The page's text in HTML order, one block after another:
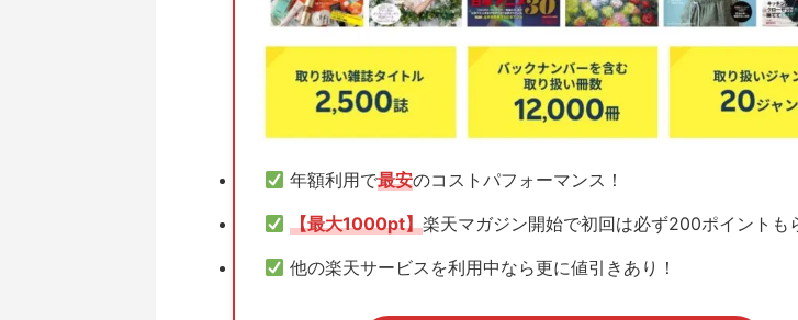
年額利用で最安のコストパフォーマンス！
【最大1000pt】楽天マガジン開始で初回は必ず200ポイントも
他の楽天サービスを利用中なら更に値引きあり！